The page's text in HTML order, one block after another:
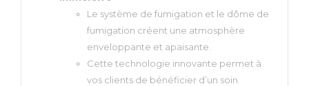
Le système de fumigation et le dôme de
fumigation créent une atmosphère
enveloppante et apaisante.
Cette technologie innovante permet à
vos clients de bénéficier d’un soin